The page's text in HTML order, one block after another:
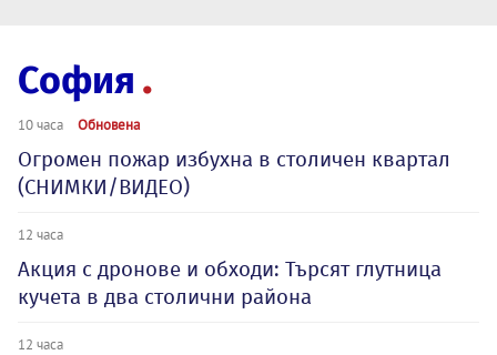
София
10 часа Обновена
Огромен пожар избухна в столичен квартал
(СНИМКИ/ВИДЕО)
12 часа
Акция с дронове и обходи: Търсят глутница
кучета в два столични района
12 часа